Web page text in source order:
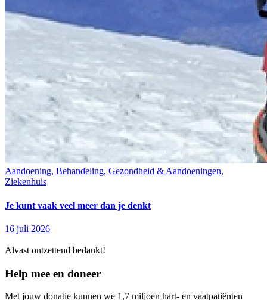
Aandoening, Behandeling, Gezondheid & Aandoeningen,
Ziekenhuis
Je kunt vaak veel meer dan je denkt
16 juli 2026
Alvast ontzettend bedankt!
Help mee en doneer
Met jouw donatie kunnen we 1,7 miljoen hart- en vaatpatiënten